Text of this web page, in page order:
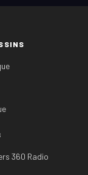
360 Radio